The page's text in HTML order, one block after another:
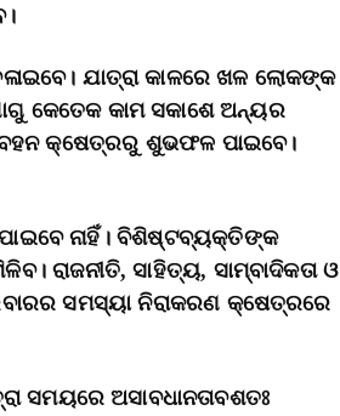
ଯାତ୍ରା କାଳରେ ଖଳ ଲୋକଙ୍କ
କେତେକ କାମ ସକାଶେ ଅନ୍ୟର
କ୍ଷେତ୍ରରୁ ଶୁଭଫଳ ପାଇବେ।
ନାହିଁ। ବିଶିଷ୍ଟବ୍ୟକ୍ତିଙ୍କ
ରାଜନୀତି, ସାହିତ୍ୟ, ସାମ୍ବାଦିକତା ଓ
ସମସ୍ୟା ନିରାକରଣ କ୍ଷେତ୍ରରେ
ସମୟରେ ଅସାବଧାନତାବଶତଃ